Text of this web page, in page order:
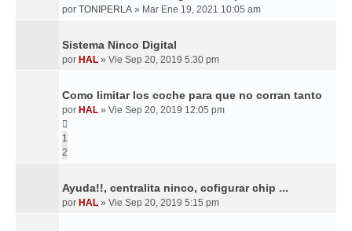
por TONIPERLA » Mar Ene 19, 2021 10:05 am
Sistema Ninco Digital
por HAL » Vie Sep 20, 2019 5:30 pm
Como limitar los coche para que no corran tanto
por HAL » Vie Sep 20, 2019 12:05 pm
1
2
Ayuda!!, centralita ninco, cofigurar chip ...
por HAL » Vie Sep 20, 2019 5:15 pm